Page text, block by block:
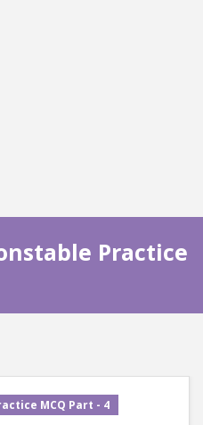
Practice
MCQ Part - 4